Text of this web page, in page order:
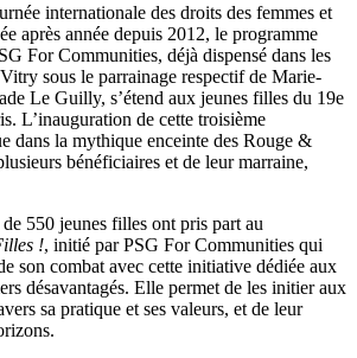
internationale des droits des femmes et
après année depuis 2012, le programme
For Communities, déjà dispensé dans les
sous le parrainage respectif de Marie-
Le Guilly, s’étend aux jeunes filles du 19e
L’inauguration de cette troisième
dans la mythique enceinte des Rouge &
bénéficiaires et de leur marraine,
550 jeunes filles ont pris part au
!, initié par PSG For Communities qui
son combat avec cette initiative dédiée aux
désavantagés. Elle permet de les initier aux
sa pratique et ses valeurs, et de leur